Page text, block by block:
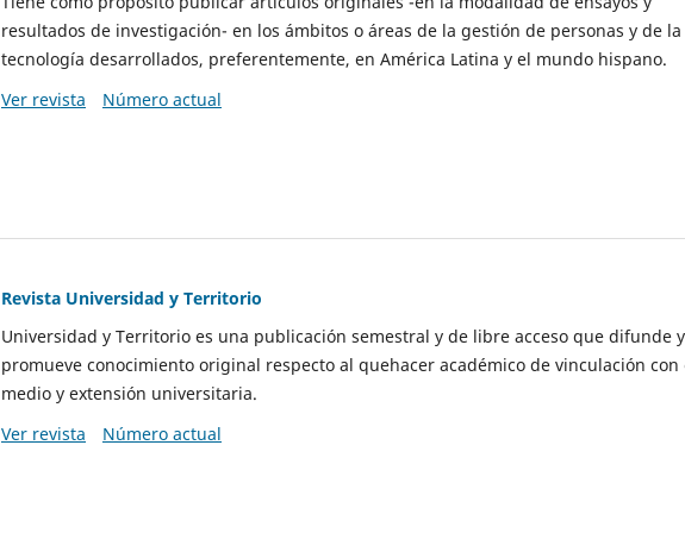
resultados de investigación- en los ámbitos o áreas de la gestión de personas y de la
tecnología desarrollados, preferentemente, en América Latina y el mundo hispano.
Ver revista
Número actual
Revista Universidad y Territorio
Universidad y Territorio es una publicación semestral y de libre acceso que difunde y
promueve conocimiento original respecto al quehacer académico de vinculación con
medio y extensión universitaria.
Ver revista
Número actual